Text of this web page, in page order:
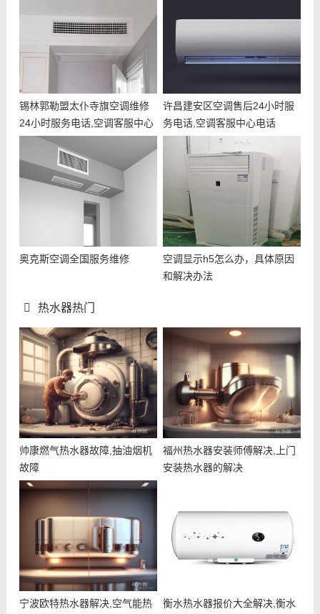
锡林郭勒盟太仆寺旗空调维修
24小时服务电话,空调客服中心
电话
许昌建安区空调售后24小时服
务电话,空调客服中心电话
奥克斯空调全国服务维修
空调显示h5怎么办，具体原因
和解决办法
热水器热门
帅康燃气热水器故障,抽油烟机
故障
福州热水器安装师傅解决,上门
安装热水器的解决
宁波欧特热水器解决,空气能热
衡水热水器报价大全解决,衡水